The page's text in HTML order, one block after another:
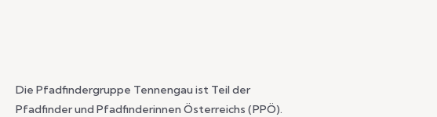
Die Pfadfindergruppe Tennengau ist Teil der
Pfadfinder und Pfadfinderinnen Österreichs (PPÖ).